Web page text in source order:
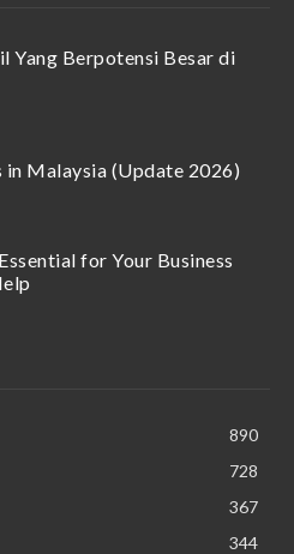
Yang Berpotensi Besar di
in Malaysia (Update 2026)
for Your Business
890
728
367
344